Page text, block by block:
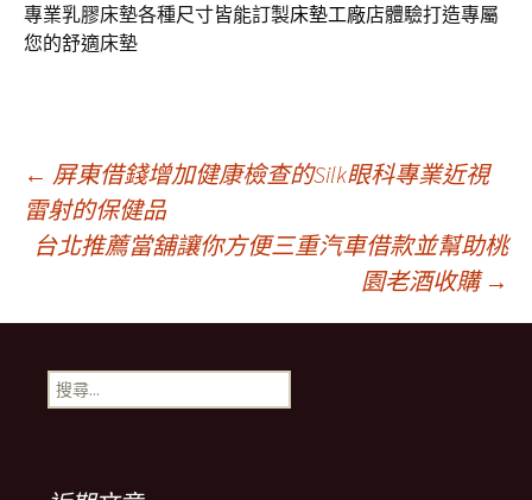
專業乳膠床墊各種尺寸皆能訂製床墊工廠店體驗打造專屬
您的舒適床墊
文
章
導
覽
← 屏東借錢增加健康檢查的Silk眼科專業近視
雷射的保健品
台北推薦當舖讓你方便三重汽車借款並幫助桃
園老酒收購 →
搜
尋